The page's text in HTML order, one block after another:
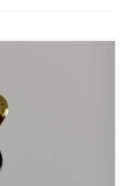
informacje, które
Jak na razie
badań
w leczeniu raka, a […]